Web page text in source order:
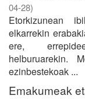
04-28)
Etorkizunean
elkarrekin
ere,
helburuarekin.
ezinbestekoak ...
Emakumeak